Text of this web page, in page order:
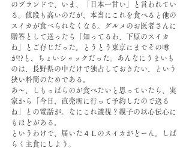
のブランドで、いま、「日本一甘い」と言われてい
る。値段も高いのだが、本当にこれを食べると他の
スイカが食べられなくなる。グルメのお医者さんに
贈答として送ったら「知ってるわ、下原のスイカ
ね」とご存じだった。とうとう東京にまでその噂
が!?と、ちょいショックだった。あんなにうまいも
のは、長野県の中だけで独占しておきたい、という
狭い料簡のためである。
あ〜、しもっぱらのが食べたいと思っていたら、実
家から「今日、直売所に行って予約したので送る
ね」との電話が。なにこれ透視？親子の以心伝心に
もほどがある。
というわけで、届いた４Ｌのスイカがどーん。しば
らく主食にしよう。